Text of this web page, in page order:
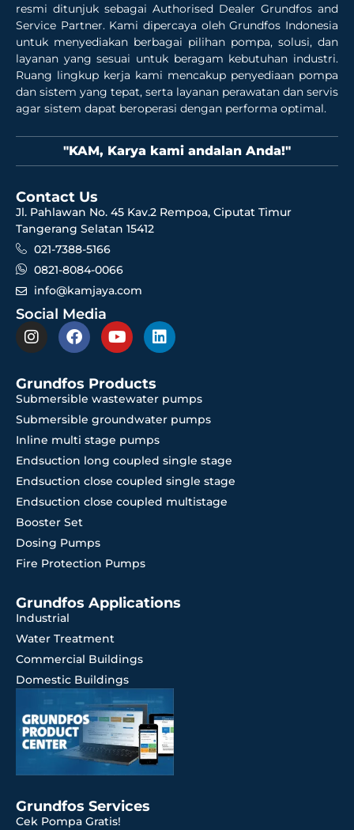
resmi ditunjuk sebagai Authorised Dealer Grundfos and
Service Partner. Kami dipercaya oleh Grundfos Indonesia
untuk menyediakan berbagai pilihan pompa, solusi, dan
layanan yang sesuai untuk beragam kebutuhan industri.
Ruang lingkup kerja kami mencakup penyediaan pompa
dan sistem yang tepat, serta layanan perawatan dan servis
agar sistem dapat beroperasi dengan performa optimal.
"KAM, Karya kami andalan Anda!"
Contact Us
Jl. Pahlawan No. 45 Kav.2 Rempoa, Ciputat Timur
Tangerang Selatan 15412
021-7388-5166
0821-8084-0066
info@kamjaya.com
Social Media
Grundfos Products
Submersible wastewater pumps
Submersible groundwater pumps
Inline multi stage pumps
Endsuction long coupled single stage
Endsuction close coupled single stage
Endsuction close coupled multistage
Booster Set
Dosing Pumps
Fire Protection Pumps
Grundfos Applications
Industrial
Water Treatment
Commercial Buildings
Domestic Buildings
Grundfos Services
Cek Pompa Gratis!